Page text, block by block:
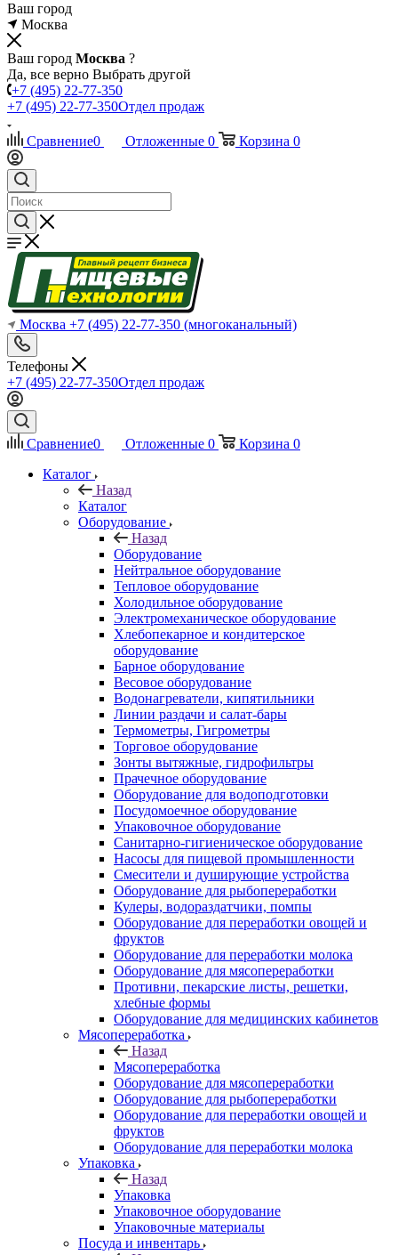
Ваш город
Москва
Ваш город Москва ?
Да, все верно Выбрать другой
+7 (495) 22-77-350
+7 (495) 22-77-350Отдел продаж
Сравнение0 Отложенные 0 Корзина 0
Москва +7 (495) 22-77-350 (многоканальный)
Телефоны
+7 (495) 22-77-350Отдел продаж
Сравнение0 Отложенные 0 Корзина 0
Каталог
Назад
Каталог
Оборудование
Назад
Оборудование
Нейтральное оборудование
Тепловое оборудование
Холодильное оборудование
Электромеханическое оборудование
Хлебопекарное и кондитерское
оборудование
Барное оборудование
Весовое оборудование
Водонагреватели, кипятильники
Линии раздачи и салат-бары
Термометры, Гигрометры
Торговое оборудование
Зонты вытяжные, гидрофильтры
Прачечное оборудование
Оборудование для водоподготовки
Посудомоечное оборудование
Упаковочное оборудование
Санитарно-гигиеническое оборудование
Насосы для пищевой промышленности
Смесители и душирующие устройства
Оборудование для рыбопереработки
Кулеры, водораздатчики, помпы
Оборудование для переработки овощей и
фруктов
Оборудование для переработки молока
Оборудование для мясопереработки
Противни, пекарские листы, решетки,
хлебные формы
Оборудование для медицинских кабинетов
Мясопереработка
Назад
Мясопереработка
Оборудование для мясопереработки
Оборудование для рыбопереработки
Оборудование для переработки овощей и
фруктов
Оборудование для переработки молока
Упаковка
Назад
Упаковка
Упаковочное оборудование
Упаковочные материалы
Посуда и инвентарь